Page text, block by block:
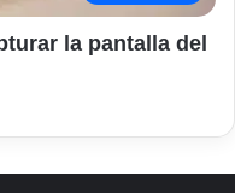
la pantalla del